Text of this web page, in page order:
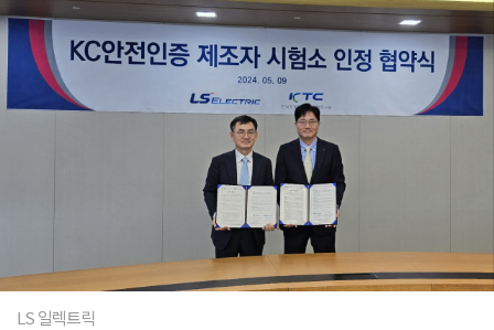
LS 일렉트릭